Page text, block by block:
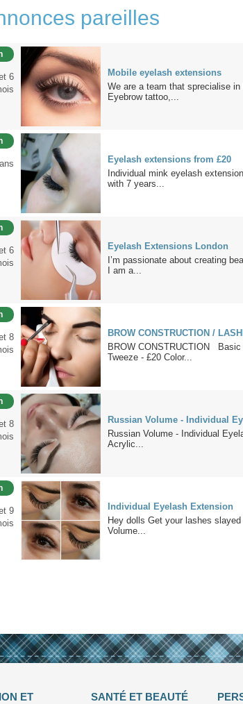
pareilles
6
Mobile eyelash extensions
We are a team that sprecialise
Eyebrow tattoo,...
Eyelash extensions from £20
Individual mink eyelash
with 7 years...
6
Eyelash Extensions London
I’m passionate about creating
I am a...
8
BROW CONSTRUCTION /
BROW CONSTRUCTION Basic
Tweeze - £20 Color...
8
Russian Volume - Individual
Russian Volume - Individual
Acrylic...
9
Individual Eyelash Extension
Hey dolls Get your lashes
Volume...
ET
SANTÉ ET BEAUTÉ